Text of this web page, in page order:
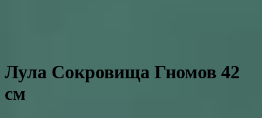
Лула Сокровища Гномов 42
см